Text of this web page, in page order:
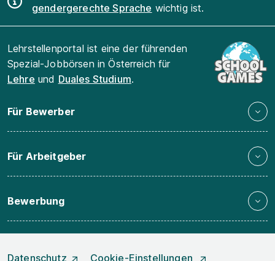
gendergerechte Sprache wichtig ist.
Lehrstellenportal ist eine der führenden
Spezial-Jobbörsen in Österreich für
Lehre und Duales Studium.
Für Bewerber
Für Arbeitgeber
Bewerbung
Datenschutz Cookie-Einstellungen